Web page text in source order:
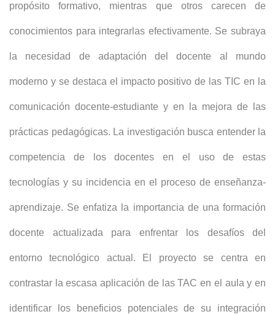
propósito formativo, mientras que otros carecen de
conocimientos para integrarlas efectivamente. Se subraya
la necesidad de adaptación del docente al mundo
moderno y se destaca el impacto positivo de las TIC en la
comunicación docente-estudiante y en la mejora de las
prácticas pedagógicas. La investigación busca entender la
competencia de los docentes en el uso de estas
tecnologías y su incidencia en el proceso de enseñanza-
aprendizaje. Se enfatiza la importancia de una formación
docente actualizada para enfrentar los desafíos del
entorno tecnológico actual. El proyecto se centra en
contrastar la escasa aplicación de las TAC en el aula y en
identificar los beneficios potenciales de su integración